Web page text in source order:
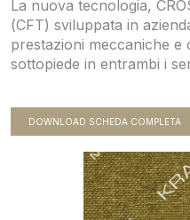
La nuova tecnologia,
(CFT) sviluppata in
prestazioni meccaniche e
sottopiede in entrambi i
DOWNLOAD SCHEDA COMPLETA